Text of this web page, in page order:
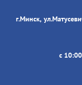
г.Минск,
с